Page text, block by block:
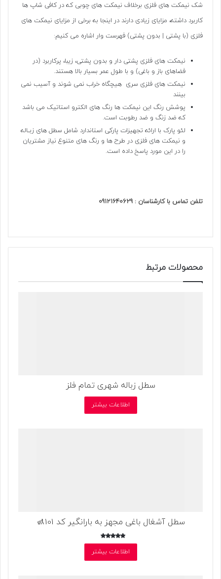
شک نیمکت های فلزی برخلاف نیمکت های چوبی که در کافی شاپ ها
کاربرد داشته، مزایای زیادی دارند در اینجا به برخی از مزایای نیمکت های
فلزی (با پشتی | بدون پشتی) فهرست وار اشاره می کنیم:
نیمکت های فلزی پشتی دار و بدون پشتی، زیبا، پرکاربرد (در
فضاهای باز و باغی) و با طول عمر بسیار بالا هستند.
نیمکت های فلزی سری هیچگاه خراب نمی شوند و آسیب نمی
بینند
پوشش رنگ این نیمکت ها رنگ های الکترو استاتیک می باشد
که ضد زنگ و ضد رطوبت است.
لئو پارک با ارائه تجهیزات پارکی استاندارد شامل سطل های زبــاله
و نیمکت های فلزی در طرح ها و رنگ های متنوع نیاز مشتریان
را در این مورد پاسخ داده است.
تلفن تماس با کارشناسان : 09121640629
محصولات مرتبط
سطل زباله شهری تمام فلز
اطلاعات بیشتر
سطل آشغال باغی مجهز به بارانگیر کد 101🚮
امتیاز
5.00
از 5
اطلاعات بیشتر